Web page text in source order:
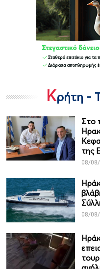
Κρήτη -
Στο
της
08/
08/